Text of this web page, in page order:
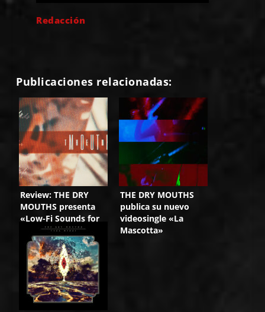
Redacción
Publicaciones relacionadas:
Review: THE DRY
MOUTHS presenta
«Low-Fi Sounds for
Hi-Fi People»
THE DRY MOUTHS
publica su nuevo
videosingle «La
Mascotta»